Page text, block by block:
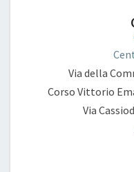
Via della
Corso Vittorio
Via